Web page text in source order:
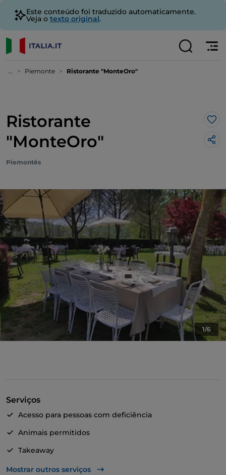
Este conteúdo foi traduzido automaticamente.
Veja o texto original.
... Piemonte Ristorante "MonteOro"
Ristorante
"MonteOro"
Piemontês
1/6
Serviços
Acesso para pessoas com deficiência
Animais permitidos
Takeaway
Casa de banho para pessoas com deficiência
Mostrar outros serviços